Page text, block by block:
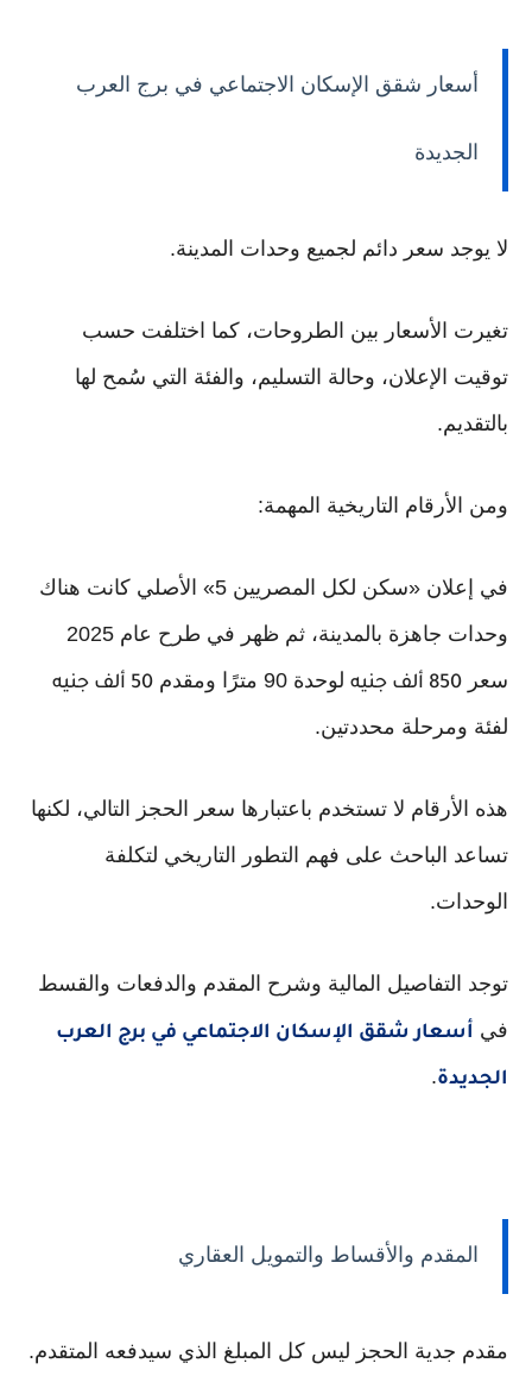
أسعار شقق الإسكان الاجتماعي في برج العرب
الجديدة
لا يوجد سعر دائم لجميع وحدات المدينة.
تغيرت الأسعار بين الطروحات، كما اختلفت حسب
توقيت الإعلان، وحالة التسليم، والفئة التي سُمح لها
بالتقديم.
ومن الأرقام التاريخية المهمة:
في إعلان «سكن لكل المصريين 5» الأصلي كانت هناك
وحدات جاهزة بالمدينة، ثم ظهر في طرح عام 2025
سعر 850 ألف جنيه لوحدة 90 مترًا ومقدم 50 ألف جنيه
لفئة ومرحلة محددتين.
هذه الأرقام لا تستخدم باعتبارها سعر الحجز التالي، لكنها
تساعد الباحث على فهم التطور التاريخي لتكلفة
الوحدات.
توجد التفاصيل المالية وشرح المقدم والدفعات والقسط
في أسعار شقق الإسكان الاجتماعي في برج العرب
الجديدة.
المقدم والأقساط والتمويل العقاري
مقدم جدية الحجز ليس كل المبلغ الذي سيدفعه المتقدم.